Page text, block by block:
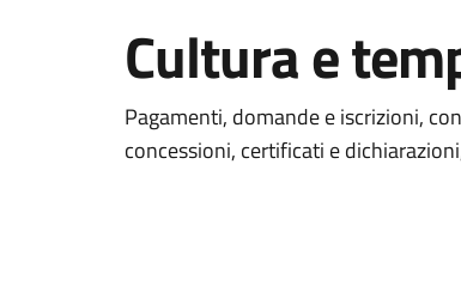
Cultura e
Pagamenti, domande e iscrizioni,
concessioni, certificati e